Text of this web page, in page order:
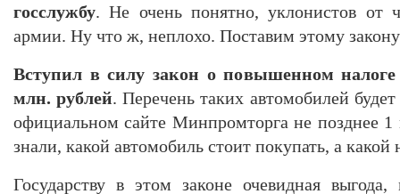
госслужбу. Не очень понятно, уклонистов от
армии. Ну что ж, неплохо. Поставим этому
Вступил в силу закон о повышенном
млн. рублей. Перечень таких автомобилей
официальном сайте Минпромторга не позднее
знали, какой автомобиль стоит покупать, а какой
Государству в этом законе очевидная